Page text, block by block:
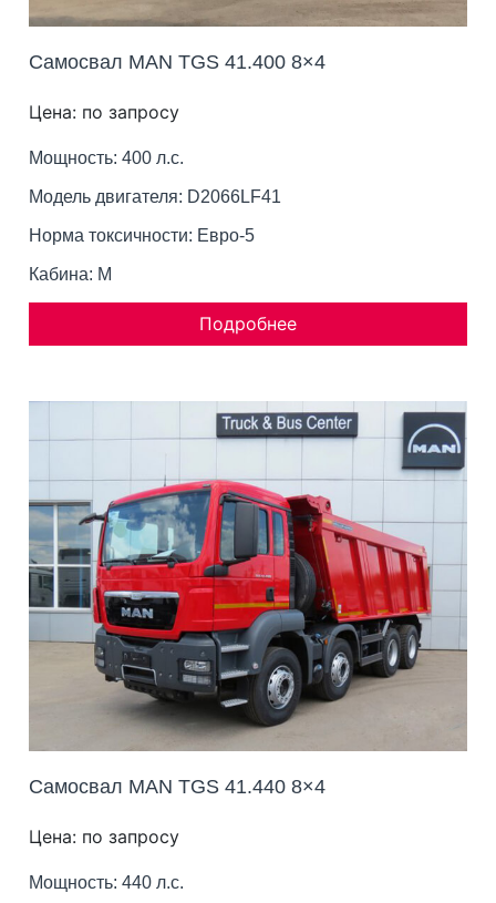
Самосвал MAN TGS 41.400 8×4
Цена: по запросу
Мощность: 400 л.с.
Модель двигателя: D2066LF41
Норма токсичности: Евро-5
Кабина: M
Подробнее
Самосвал MAN TGS 41.440 8×4
Цена: по запросу
Мощность: 440 л.с.